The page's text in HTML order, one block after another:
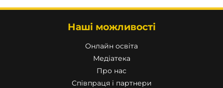
Наші можливості
Онлайн освіта
Медіатека
Про нас
Співпраця і партнери